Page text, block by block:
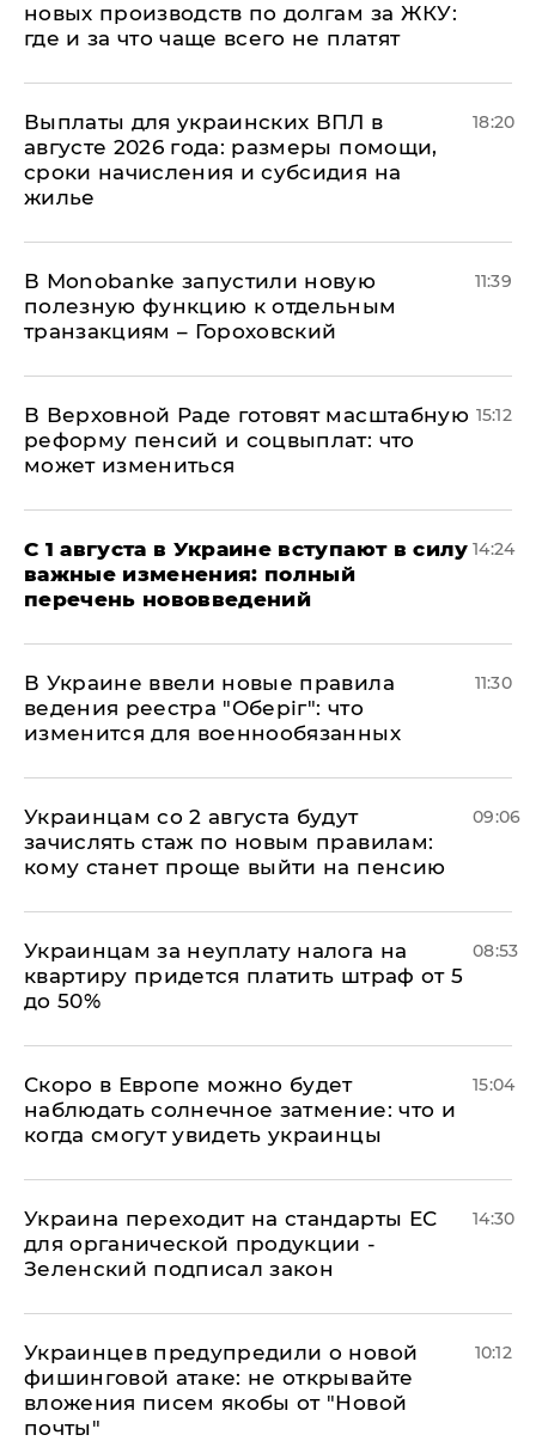
новых производств по долгам за ЖКУ:
где и за что чаще всего не платят
Выплаты для украинских ВПЛ в
августе 2026 года: размеры помощи,
сроки начисления и субсидия на
жилье
18:20
В Мonobankе запустили новую
полезную функцию к отдельным
транзакциям – Гороховский
11:39
В Верховной Раде готовят масштабную
реформу пенсий и соцвыплат: что
может измениться
15:12
С 1 августа в Украине вступают в силу
важные изменения: полный
перечень нововведений
14:24
В Украине ввели новые правила
ведения реестра "Оберіг": что
изменится для военнообязанных
11:30
Украинцам со 2 августа будут
зачислять стаж по новым правилам:
кому станет проще выйти на пенсию
09:06
Украинцам за неуплату налога на
квартиру придется платить штраф от 5
до 50%
08:53
Скоро в Европе можно будет
наблюдать солнечное затмение: что и
когда смогут увидеть украинцы
15:04
Украина переходит на стандарты ЕС
для органической продукции -
Зеленский подписал закон
14:30
Украинцев предупредили о новой
фишинговой атаке: не открывайте
вложения писем якобы от "Новой
почты"
10:12